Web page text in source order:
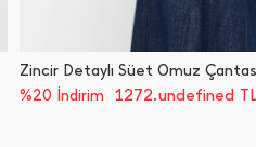
Zincir Detaylı Süet Omuz
%20 İndirim
1272.undefined